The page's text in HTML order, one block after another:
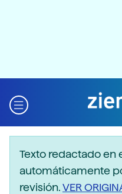
Texto redactado en
automáticamente
revisión.VER